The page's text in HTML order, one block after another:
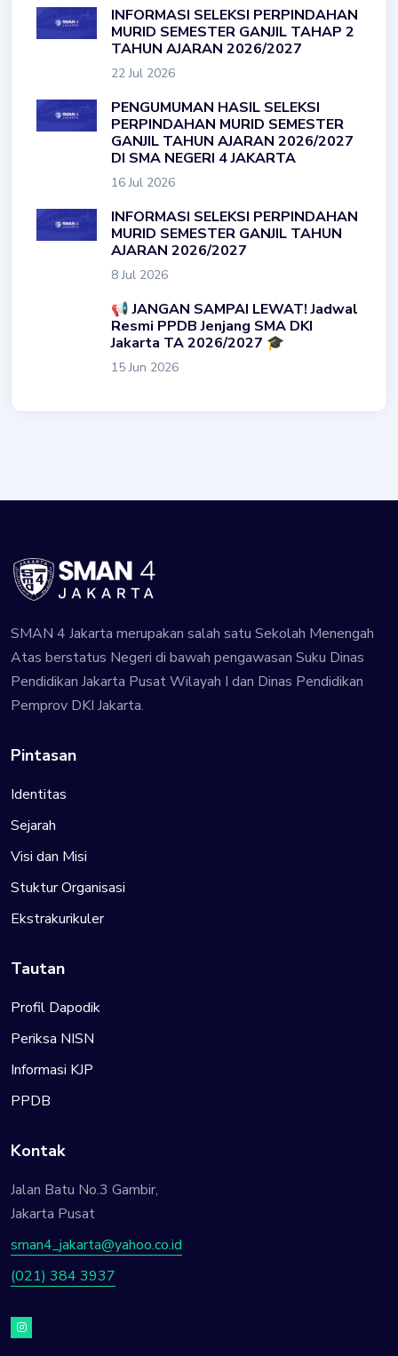
INFORMASI SELEKSI PERPINDAHAN
MURID SEMESTER GANJIL TAHAP 2
TAHUN AJARAN 2026/2027
22 Jul 2026
PENGUMUMAN HASIL SELEKSI
PERPINDAHAN MURID SEMESTER
GANJIL TAHUN AJARAN 2026/2027
DI SMA NEGERI 4 JAKARTA
16 Jul 2026
INFORMASI SELEKSI PERPINDAHAN
MURID SEMESTER GANJIL TAHUN
AJARAN 2026/2027
8 Jul 2026
📢 JANGAN SAMPAI LEWAT! Jadwal
Resmi PPDB Jenjang SMA DKI
Jakarta TA 2026/2027 🎓
15 Jun 2026
SMAN 4 Jakarta merupakan salah satu Sekolah Menengah
Atas berstatus Negeri di bawah pengawasan Suku Dinas
Pendidikan Jakarta Pusat Wilayah I dan Dinas Pendidikan
Pemprov DKI Jakarta.
Pintasan
Identitas
Sejarah
Visi dan Misi
Stuktur Organisasi
Ekstrakurikuler
Tautan
Profil Dapodik
Periksa NISN
Informasi KJP
PPDB
Kontak
Jalan Batu No.3 Gambir,
Jakarta Pusat
sman4_jakarta@yahoo.co.id
(021) 384 3937